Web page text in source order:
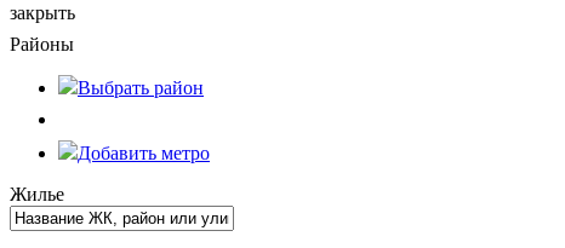
закрыть
Районы
Выбрать район
Добавить метро
Жилье